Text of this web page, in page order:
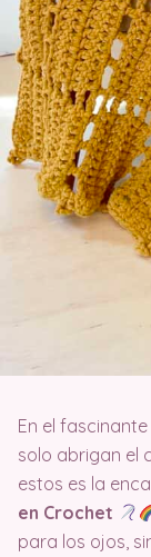
En el
solo abrigan el
estos es la
en Crochet
para los ojos,